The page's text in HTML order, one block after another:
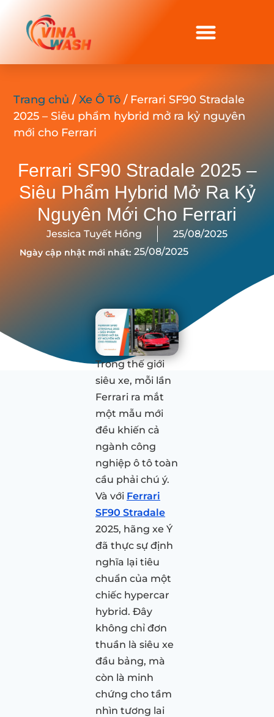
Trang chủ /Xe Ô Tô / Ferrari SF90 Stradale
2025 – Siêu phẩm hybrid mở ra kỷ nguyên
mới cho Ferrari
Ferrari SF90 Stradale 2025 –
Siêu Phẩm Hybrid Mở Ra Kỷ
Nguyên Mới Cho Ferrari
Jessica Tuyết Hồng 25/08/2025
Ngày cập nhật mới nhất: 25/08/2025
Trong thế giới
siêu xe, mỗi lần
Ferrari ra mắt
một mẫu mới
đều khiến cả
ngành công
nghiệp ô tô toàn
cầu phải chú ý.
Và với Ferrari
SF90 Stradale
2025, hãng xe Ý
đã thực sự định
nghĩa lại tiêu
chuẩn của một
chiếc hypercar
hybrid. Đây
không chỉ đơn
thuần là siêu xe
đầu bảng, mà
còn là minh
chứng cho tầm
nhìn tương lai